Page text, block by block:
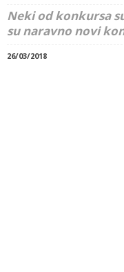
Neki od konkursa
su naravno novi
26/03/2018